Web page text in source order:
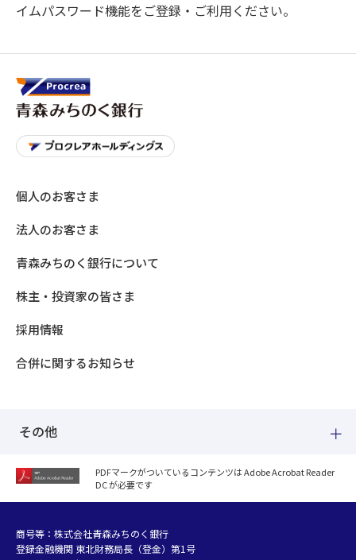
イムパスワード機能をご登録・ご利用ください。
個人のお客さま
法人のお客さま
青森みちのく銀行について
株主・投資家の皆さま
採用情報
合併に関するお知らせ
その他
紛失した場合
個人データおよび法人情報に関するグループ共同利用について
マネー・ローンダリング等及び金融犯罪の防止について
PDFマークがついているコンテンツは Adobe Acrobat Reader
DC が必要です
商号等：株式会社青森みちのく銀行
登録金融機関 東北財務局長（登金）第1号